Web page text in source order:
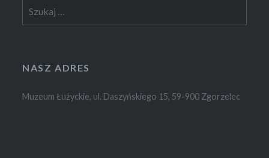
NASZ ADRES
Muzeum Łużyckie, ul. Daszyńskiego 15, 59-900 Zgorzelec